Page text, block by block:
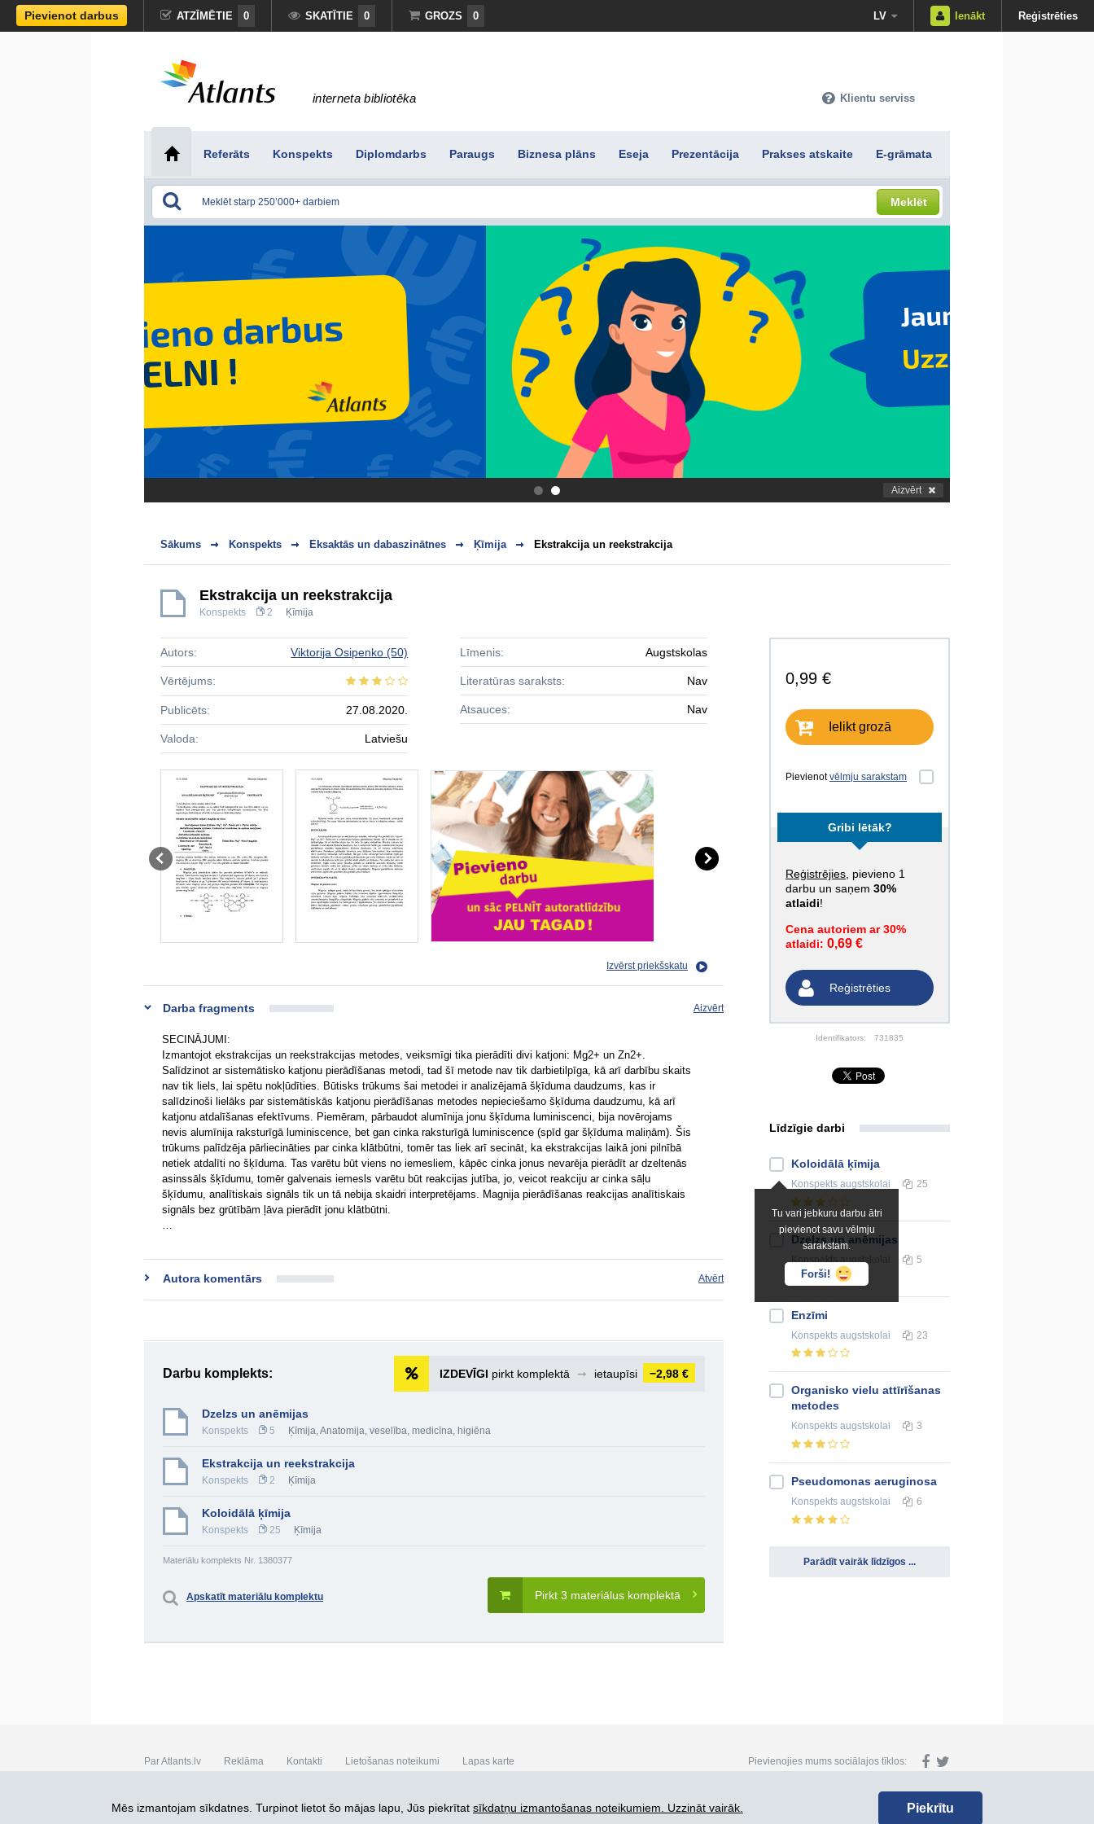
Pievienot darbus ATZĪMĒTIE 0 SKATĪTIE 0 GROZS 0 LV Ienākt Reģistrēties
interneta bibliotēka Klientu serviss
Referāts Konspekts Diplomdarbs Paraugs Biznesa plāns Eseja Prezentācija Prakses atskaite E-grāmata
Meklēt
. Aizvērt
Sākums Konspekts Eksaktās un dabaszinātnes Ķīmija Ekstrakcija un reekstrakcija
Ekstrakcija un reekstrakcija
Konspekts 2 Ķīmija
0,99 €
Ielikt grozā
Pievienotvēlmju sarakstam
Gribi lētāk?
Reģistrējies , pievieno 1
darbu un saņem 30%
atlaidi!
Cena autoriem ar 30%
atlaidi: 0,69 €
Reģistrēties
Identifikators: 731835
Autors: Viktorija Osipenko (50)
Vērtējums:
Publicēts: 27.08.2020.
Valoda: Latviešu
Līmenis: Augstskolas
Literatūras saraksts: Nav
Atsauces: Nav
Izvērst priekšskatu
Darba fragments Aizvērt
SECINĀJUMI:
Izmantojot ekstrakcijas un reekstrakcijas metodes, veiksmīgi tika pierādīti divi katjoni: Mg2+ un Zn2+.
Salīdzinot ar sistemātisko katjonu pierādīšanas metodi, tad šī metode nav tik darbietilpīga, kā arī darbību skaits
nav tik liels, lai spētu nokļūdīties. Būtisks trūkums šai metodei ir analizējamā šķīduma daudzums, kas ir
salīdzinoši lielāks par sistemātiskās katjonu pierādīšanas metodes nepieciešamo šķīduma daudzumu, kā arī
katjonu atdalīšanas efektīvums. Piemēram, pārbaudot alumīnija jonu šķīduma luminiscenci, bija novērojams
nevis alumīnija raksturīgā luminiscence, bet gan cinka raksturīgā luminiscence (spīd gar šķīduma maliņām). Šis
trūkums palīdzēja pārliecināties par cinka klātbūtni, tomēr tas liek arī secināt, ka ekstrakcijas laikā joni pilnībā
netiek atdalīti no šķīduma. Tas varētu būt viens no iemesliem, kāpēc cinka jonus nevarēja pierādīt ar dzeltenās
asinssāls šķīdumu, tomēr galvenais iemesls varētu būt reakcijas jutība, jo, veicot reakciju ar cinka sāļu
šķīdumu, analītiskais signāls tik un tā nebija skaidri interpretējams. Magnija pierādīšanas reakcijas analītiskais
signāls bez grūtībām ļāva pierādīt jonu klātbūtni.
…
Autora komentārs Atvērt
Darbu komplekts: IZDEVĪGI pirkt komplektā ➞ ietaupīsi −2,98 €
Dzelzs un anēmijas
Konspekts 5 Ķīmija,Anatomija, veselība, medicīna, higiēna
Ekstrakcija un reekstrakcija
Konspekts 2 Ķīmija
Koloidālā ķīmija
Konspekts 25 Ķīmija
Materiālu komplekts Nr. 1380377
Pirkt 3 materiālus komplektā
Apskatīt materiālu komplektu
Līdzīgie darbi
Tu vari jebkuru darbu ātri
pievienot savu vēlmju
sarakstam.
Forši!
Koloidālā ķīmija
Konspekts augstskolai 25
Dzelzs un anēmijas
Konspektsaugstskolai 5
Enzīmi
Konspekts augstskolai 23
Organisko vielu attīrīšanas
metodes
Konspekts augstskolai 3
Pseudomonas aeruginosa
Konspekts augstskolai 6
Parādīt vairāk līdzīgos ...
Par Atlants.lv Reklāma Kontakti Lietošanas noteikumi Lapas karte Pievienojies mums sociālajos tīklos:
SIA „CDI” © 2002 - 2026
Mēs izmantojam sīkdatnes. Turpinot lietot šo mājas lapu, Jūs piekrītat sīkdatņu izmantošanas noteikumiem. Uzzināt vairāk. Piekrītu